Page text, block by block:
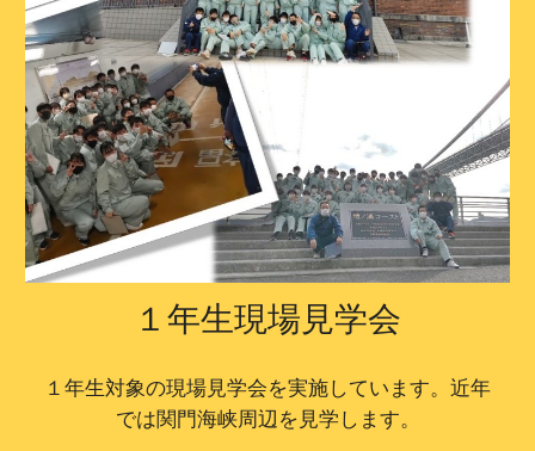
１年生現場見学会
１年生対象の現場見学会を実施しています。近年
では関門海峡周辺を見学します。